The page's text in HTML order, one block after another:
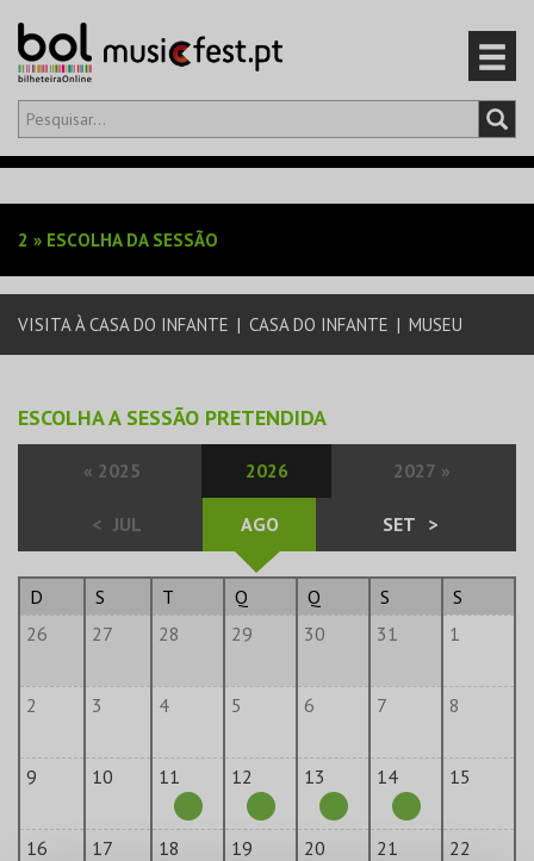
Olá,iniciar sessão
EVENTOS
CARTÕES
2 » ESCOLHA DA SESSÃO
VISITA À CASA DO INFANTE | CASA DO INFANTE | MUSEU
ESCOLHA A SESSÃO PRETENDIDA
« 2025 2026 2027 »
< JUL AGO SET >
D S T Q Q S
S
26
27 28 29 30 31 1
2 3 4 5 6 7 8
9 10 11 12 13 14 15
16 17 18 19 20 21 22